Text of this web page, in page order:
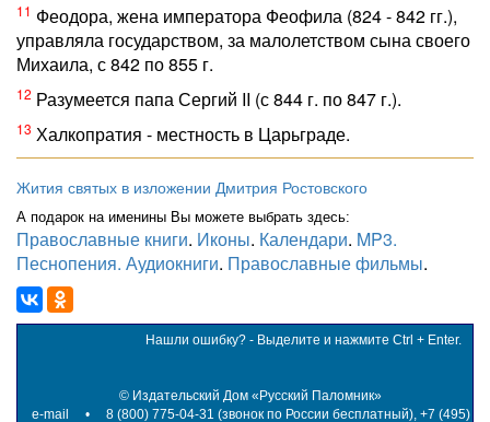
11 Феодора, жена императора Феофила (824 - 842 гг.),
управляла государством, за малолетством сына своего
Михаила, с 842 по 855 г.
12 Разумеется папа Сергий II (с 844 г. по 847 г.).
13 Халкопратия - местность в Царьграде.
Жития святых в изложении Дмитрия Ростовского
А подарок на именины Вы можете выбрать здесь:
Православные книги. Иконы. Календари. MP3.
Песнопения. Аудиокниги. Православные фильмы.
Нашли ошибку? - Выделите и нажмите Ctrl + Enter.
© Издательский Дом «Русский Паломник»
e-mail
• 8 (800) 775-04-31 (звонок по России бесплатный), +7 (495)